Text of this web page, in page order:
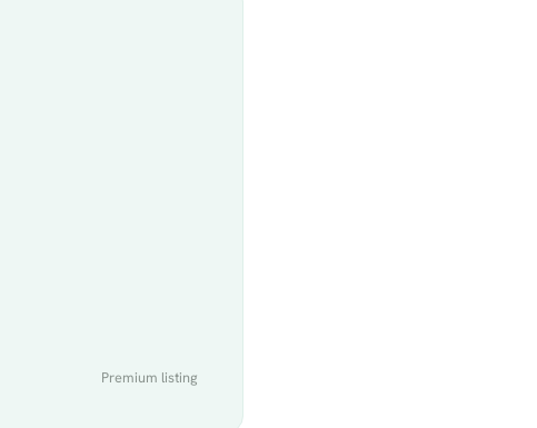
Premium listing